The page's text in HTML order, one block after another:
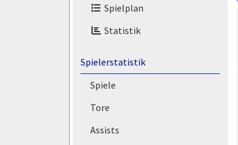
Spielplan
Statistik
Spielerstatistik
Spiele
Tore
Assists